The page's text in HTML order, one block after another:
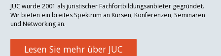
JUC wurde 2001 als juristischer Fachfortbildungsanbieter gegründet.
Wir bieten ein breites Spektrum an Kursen, Konferenzen, Seminaren
und Networking an.
Lesen Sie mehr über JUC